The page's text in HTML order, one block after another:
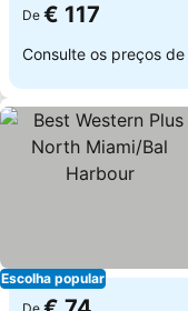
De € 117
Consulte os preços de
Escolha popular
De